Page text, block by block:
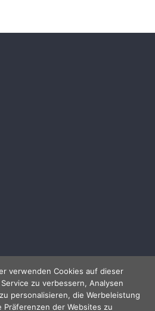
verwenden Cookies auf dieser
zu verbessern, Analysen
personalisieren, die Werbeleistung
Präferenzen der Websites zu